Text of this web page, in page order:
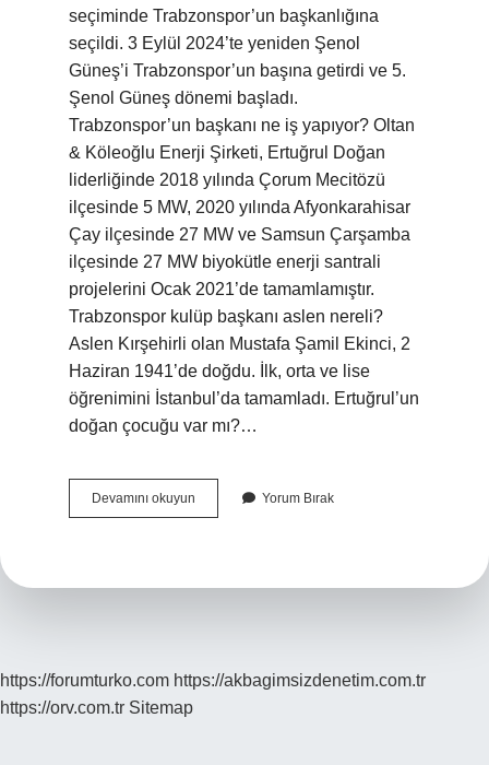
seçiminde Trabzonspor’un başkanlığına
seçildi. 3 Eylül 2024’te yeniden Şenol
Güneş’i Trabzonspor’un başına getirdi ve 5.
Şenol Güneş dönemi başladı.
Trabzonspor’un başkanı ne iş yapıyor? Oltan
& Köleoğlu Enerji Şirketi, Ertuğrul Doğan
liderliğinde 2018 yılında Çorum Mecitözü
ilçesinde 5 MW, 2020 yılında Afyonkarahisar
Çay ilçesinde 27 MW ve Samsun Çarşamba
ilçesinde 27 MW biyokütle enerji santrali
projelerini Ocak 2021’de tamamlamıştır.
Trabzonspor kulüp başkanı aslen nereli?
Aslen Kırşehirli olan Mustafa Şamil Ekinci, 2
Haziran 1941’de doğdu. İlk, orta ve lise
öğrenimini İstanbul’da tamamladı. Ertuğrul’un
doğan çocuğu var mı?…
Devamını okuyun
Doğan
Yorum Bırak
https://forumturko.com https://akbagimsizdenetim.com.tr
https://orv.com.tr Sitemap